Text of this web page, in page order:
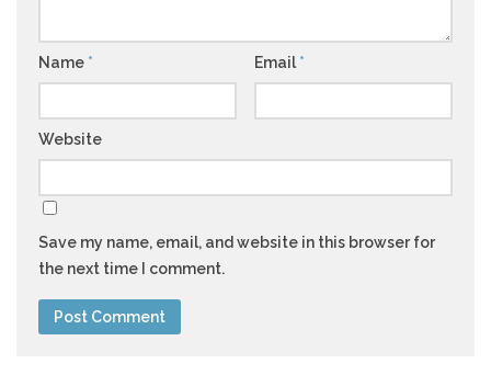
Name * Email *
Website
Save my name, email, and website in this browser for
the next time I comment.